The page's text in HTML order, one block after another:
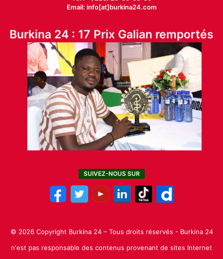
Email: info[at]burkina24.com
Burkina 24 : 17 Prix Galian remportés
SUIVEZ-NOUS SUR
© 2026 Copyright Burkina 24 – Tous droits réservés - Burkina 24
n'est pas responsable des contenus provenant de sites Internet